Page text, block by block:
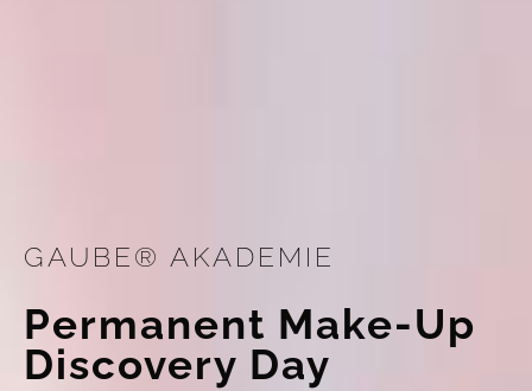
GAUBE® AKADEMIE
Permanent Make-Up
Discovery Day